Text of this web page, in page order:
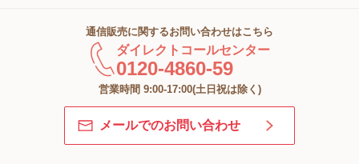
通信販売に関するお問い合わせはこちら
ダイレクトコールセンター
0120-4860-59
営業時間 9:00-17:00(土日祝は除く)
メールでのお問い合わせ